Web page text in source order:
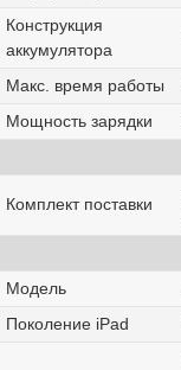
Конструкция
аккумулятора
Макс. время работы
Мощность зарядки
Комплект поставки
Модель
Поколение iPad